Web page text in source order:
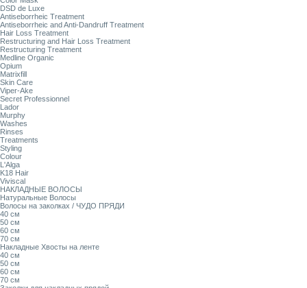
DSD de Luxe
Antiseborrheic Treatment
Antiseborrheic and Anti-Dandruff Treatment
Hair Loss Treatment
Restructuring and Hair Loss Treatment
Restructuring Treatment
Medline Organic
Opium
Matrixfill
Skin Care
Viper-Ake
Secret Professionnel
Lador
Murphy
Washes
Rinses
Treatments
Styling
Colour
L'Alga
K18 Hair
Viviscal
НАКЛАДНЫЕ ВОЛОСЫ
Натуральные Волосы
Волосы на заколках / ЧУДО ПРЯДИ
40 см
50 см
60 см
70 см
Накладные Хвосты на ленте
40 см
50 см
60 см
70 см